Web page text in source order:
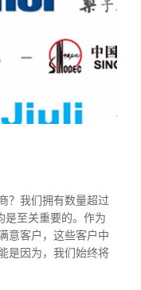
？我们拥有数量超过
是至关重要的。作为
意客户，这些客户中
是因为，我们始终将